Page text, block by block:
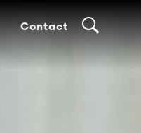
Contact